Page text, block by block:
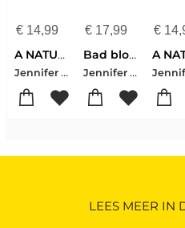
€14,99
A NATURALS Novel: Bad Blood, Book 4
Jennifer Lynn Barnes
€17,99
Bad blood
Jennifer Lynn Barnes
€
LEES MEER IN